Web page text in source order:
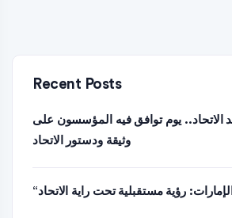
Recent Posts
يوم توافق فيه المؤسسون على
وثيقة ودستور الاتحاد